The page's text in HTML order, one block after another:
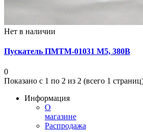
Нет в наличии
Пускатель ПМТМ-01031 М5, 380В
0
Показано с 1 по 2 из 2 (всего 1
Информация
О
магазине
Распродажа